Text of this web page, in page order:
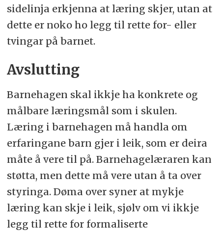
sidelinja erkjenna at læring skjer, utan at
dette er noko ho legg til rette for- eller
tvingar på barnet.
Avslutting
Barnehagen skal ikkje ha konkrete og
målbare læringsmål som i skulen.
Læring i barnehagen må handla om
erfaringane barn gjer i leik, som er deira
måte å vere til på. Barnehagelæraren kan
støtta, men dette må vere utan å ta over
styringa. Døma over syner at mykje
læring kan skje i leik, sjølv om vi ikkje
legg til rette for formaliserte